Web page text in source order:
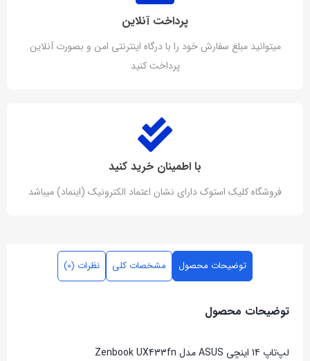
پرداخت آنلاین
میتوانید مبلغ سفارش خود را با درگاه اینترنتی امن و بصورت آنلاین
پرداخت کنید
با اطمینان خرید کنید
فروشگاه کلیک استوک دارای نشان اعتماد الکترونیک (اینماد) میباشد
توضیحات محصول مشخصات کلی نظرات (0)
توضیحات محصول
لپ‌تاپ 14 اینچی ASUS مدل Zenbook UX433fn